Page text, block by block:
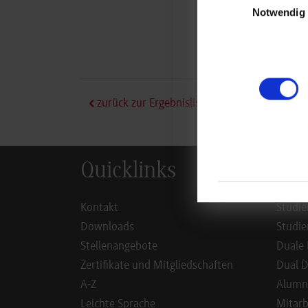
Notwendig
zurück zur Ergebnisliste
Quicklinks
Kontakt
Downloads
Stellenangebote
Zertifikate und Mitgliedschaften
A-Z
Leichte Sprache
Duale
Dual